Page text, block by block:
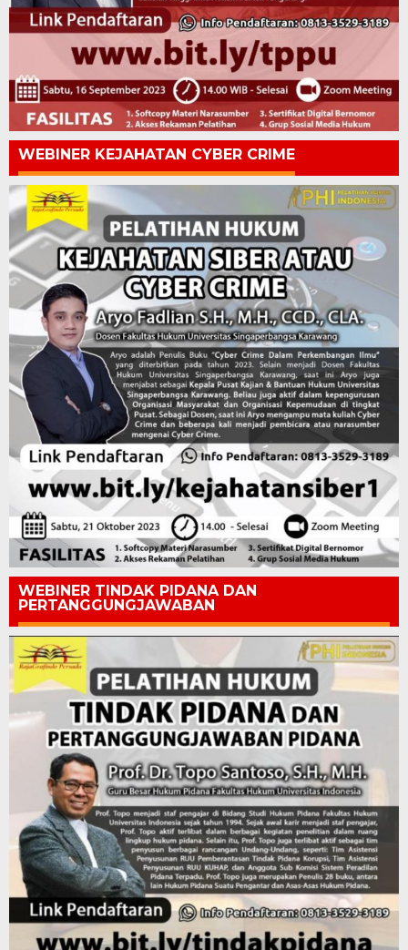
WEBINER KEJAHATAN CYBER CRIME
WEBINER TINDAK PIDANA DAN
PERTANGGUNGJAWABAN